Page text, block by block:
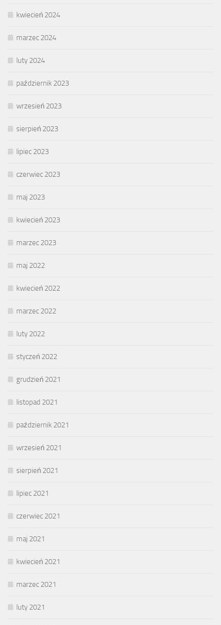
kwiecień 2024
marzec 2024
luty 2024
październik 2023
wrzesień 2023
sierpień 2023
lipiec 2023
czerwiec 2023
maj 2023
kwiecień 2023
marzec 2023
maj 2022
kwiecień 2022
marzec 2022
luty 2022
styczeń 2022
grudzień 2021
listopad 2021
październik 2021
wrzesień 2021
sierpień 2021
lipiec 2021
czerwiec 2021
maj 2021
kwiecień 2021
marzec 2021
luty 2021